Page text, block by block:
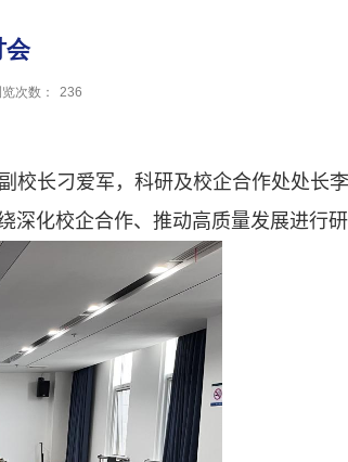
会
次数： 236
长刁爱军，科研及校企合作处处长李
化校企合作、推动高质量发展进行研